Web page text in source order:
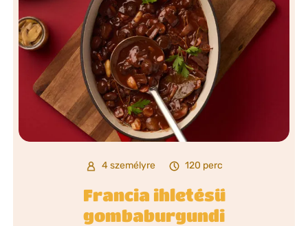
4 személyre 120 perc
Francia ihletésű
gombaburgundi